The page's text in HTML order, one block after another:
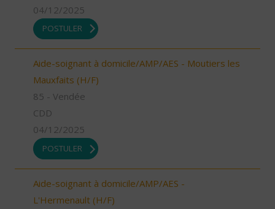
04/12/2025
POSTULER
Aide-soignant à domicile/AMP/AES - Moutiers les
Mauxfaits (H/F)
85 - Vendée
CDD
04/12/2025
POSTULER
Aide-soignant à domicile/AMP/AES -
L'Hermenault (H/F)